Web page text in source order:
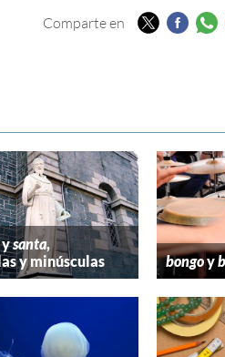
Comparte en Twitter
santa,
y minúsculas
bongoy